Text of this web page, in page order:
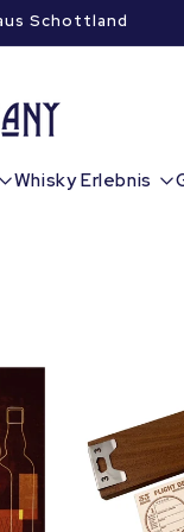
Schottland
Whisky Erlebnis